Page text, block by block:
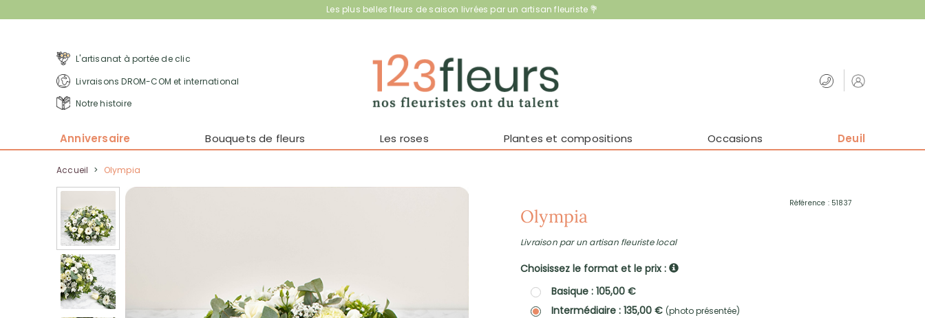
Les plus belles fleurs de saison livrées par un artisan fleuriste 💐
L'artisanat à portée de clic
Livraisons DROM-COM et international
Notre histoire
Anniversaire Bouquets de fleurs Les roses Plantes et compositions Occasions Deuil
Accueil > Olympia
Référence : 51837
Olympia
Livraison par un artisan fleuriste local
Choisissez le format et le prix :
Basique : 105,00 €
Intermédiaire : 135,00 € (photo présentée)